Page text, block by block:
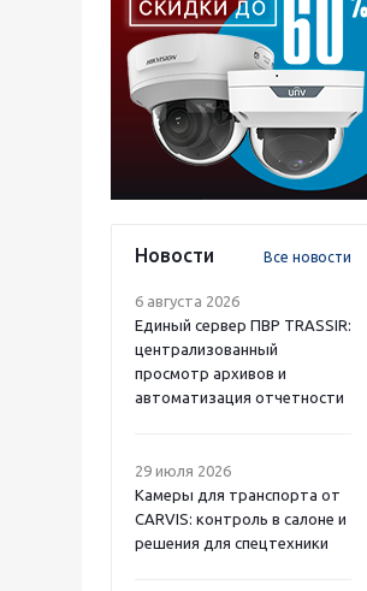
Новости Все новости
6 августа 2026
Единый сервер ПВР TRASSIR:
централизованный
просмотр архивов и
автоматизация отчетности
29 июля 2026
Камеры для транспорта от
CARVIS: контроль в салоне и
решения для спецтехники